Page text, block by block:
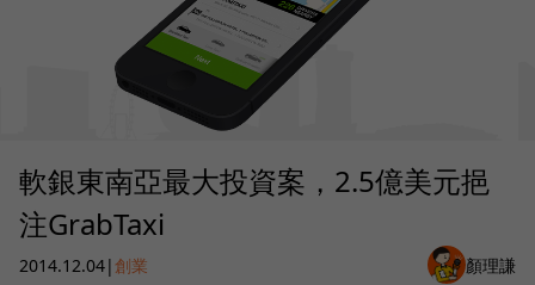
軟銀東南亞最大投資案，2.5億美元挹
注GrabTaxi
2014.12.04|創業 顏理謙